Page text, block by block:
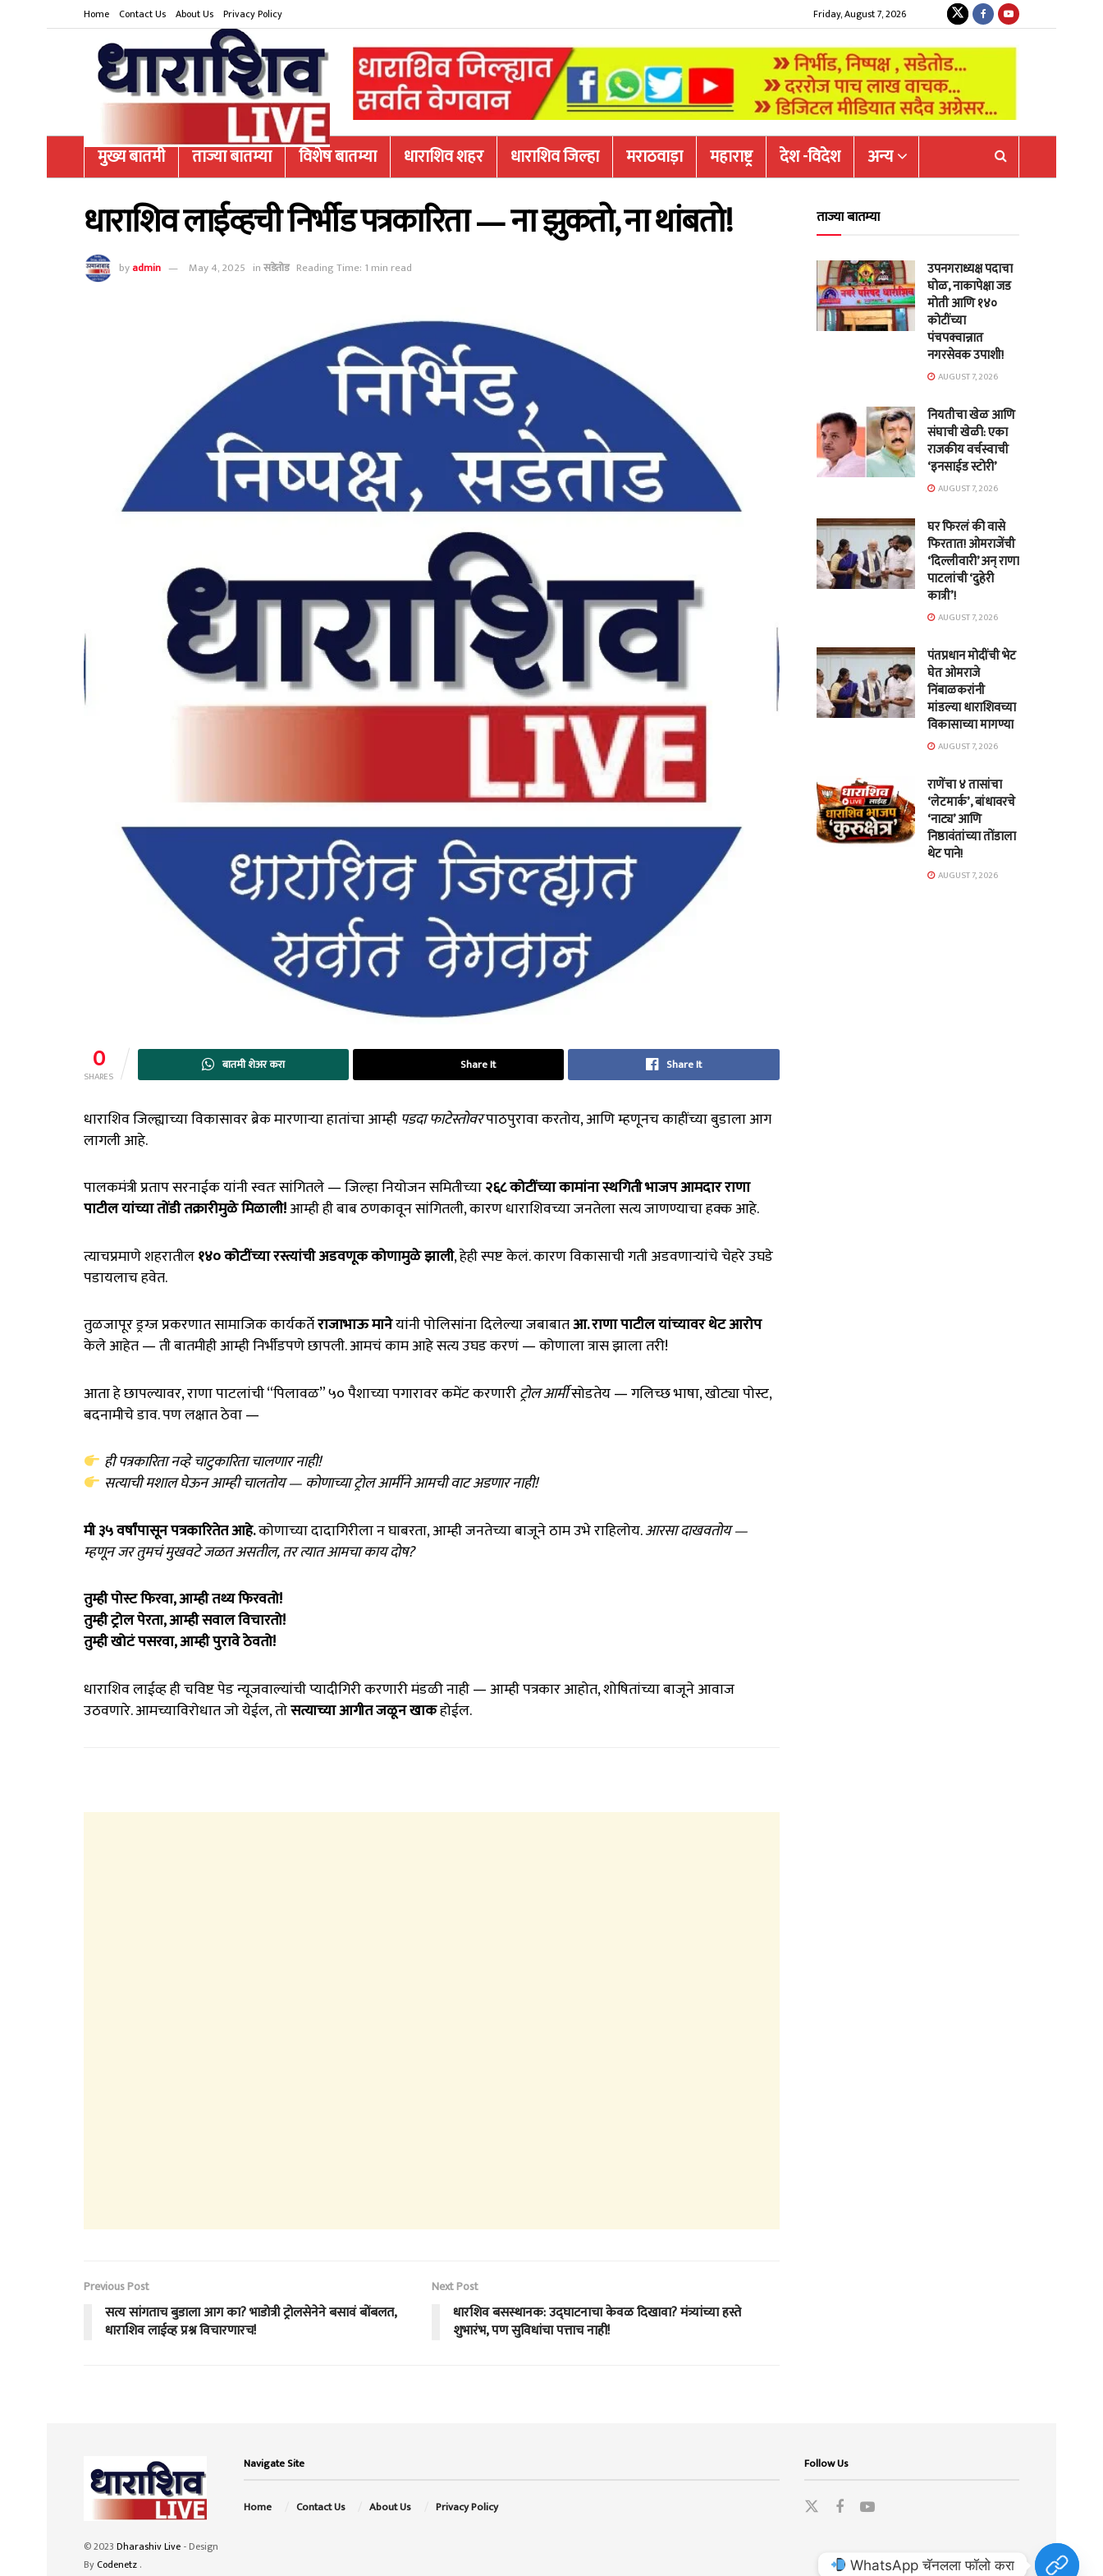
Home Contact Us About Us Privacy Policy Friday, August 7, 2026
मुख्य बातमी ताज्या बातम्या विशेष बातम्या धाराशिव शहर धाराशिव जिल्हा मराठवाड़ा महाराष्ट्र देश -विदेश अन्य
धाराशिव लाईव्हची निर्भीड पत्रकारिता — ना झुकतो, ना थांबतो!
byadmin May 4, 2025 inसडेतोड Reading Time: 1 min read
0
SHARES
बातमी शेअर करा Share It Share It
धाराशिव जिल्ह्याच्या विकासावर ब्रेक मारणाऱ्या हातांचा आम्ही पडदा फाटेस्तोवरपाठपुरावा करतोय, आणि म्हणूनच काहींच्या बुडाला आग
लागली आहे.
पालकमंत्री प्रताप सरनाईक यांनी स्वतः सांगितले — जिल्हा नियोजन समितीच्या२६८ कोटींच्या कामांना स्थगिती भाजप आमदार राणा
पाटील यांच्या तोंडी तक्रारीमुळे मिळाली!आम्ही ही बाब ठणकावून सांगितली, कारण धाराशिवच्या जनतेला सत्य जाणण्याचा हक्क आहे.
त्याचप्रमाणे शहरातील१४० कोटींच्या रस्त्यांची अडवणूक कोणामुळे झाली, हेही स्पष्ट केलं. कारण विकासाची गती अडवणाऱ्यांचे चेहरे उघडे
पडायलाच हवेत.
तुळजापूर ड्रग्ज प्रकरणात सामाजिक कार्यकर्तेराजाभाऊ मानेयांनी पोलिसांना दिलेल्या जबाबातआ. राणा पाटील यांच्यावर थेट आरोप
केले आहेत — ती बातमीही आम्ही निर्भीडपणे छापली. आमचं काम आहे सत्य उघड करणं — कोणाला त्रास झाला तरी!
आता हे छापल्यावर, राणा पाटलांची “पिलावळ” ५० पैशाच्या पगारावर कमेंट करणारीट्रोल आर्मीसोडतेय — गलिच्छ भाषा, खोट्या पोस्ट,
बदनामीचे डाव. पण लक्षात ठेवा —
ही पत्रकारिता नव्हे चाटुकारिता चालणार नाही!
सत्याची मशाल घेऊन आम्ही चालतोय — कोणाच्या ट्रोल आर्मीने आमची वाट अडणार नाही!
मी ३५ वर्षांपासून पत्रकारितेत आहे.कोणाच्या दादागिरीला न घाबरता, आम्ही जनतेच्या बाजूने ठाम उभे राहिलोय.आरसा दाखवतोय —
म्हणून जर तुमचं मुखवटे जळत असतील, तर त्यात आमचा काय दोष?
तुम्ही पोस्ट फिरवा, आम्ही तथ्य फिरवतो!
तुम्ही ट्रोल पेरता, आम्ही सवाल विचारतो!
तुम्ही खोटं पसरवा, आम्ही पुरावे ठेवतो!
धाराशिव लाईव्ह ही चविष्ट पेड न्यूजवाल्यांची प्यादीगिरी करणारी मंडळी नाही — आम्ही पत्रकार आहोत, शोषितांच्या बाजूने आवाज
उठवणारे. आमच्याविरोधात जो येईल, तोसत्याच्या आगीत जळून खाकहोईल.
Previous Post
सत्य सांगताच बुडाला आग का? भाडोत्री ट्रोलसेनेने बसावं बोंबलत,
धाराशिव लाईव्ह प्रश्न विचारणारच!
Next Post
धारशिव बसस्थानक: उद्घाटनाचा केवळ दिखावा? मंत्र्यांच्या हस्ते
शुभारंभ, पण सुविधांचा पत्ताच नाही!
ताज्या बातम्या
उपनगराध्यक्ष पदाचा
घोळ, नाकापेक्षा जड
मोती आणि १४०
कोटींच्या
पंचपक्वान्नात
नगरसेवक उपाशी!
AUGUST 7, 2026
नियतीचा खेळ आणि
संघाची खेळी: एका
राजकीय वर्चस्वाची
‘इनसाईड स्टोरी’
AUGUST 7, 2026
घर फिरलं की वासे
फिरतात! ओमराजेंची
‘दिल्लीवारी’ अन् राणा
पाटलांची ‘दुहेरी
कात्री’!
AUGUST 7, 2026
पंतप्रधान मोदींची भेट
घेत ओमराजे
निंबाळकरांनी
मांडल्या धाराशिवच्या
विकासाच्या मागण्या
AUGUST 7, 2026
राणेंचा ४ तासांचा
‘लेटमार्क’, बांधावरचे
‘नाट्य’ आणि
निष्ठावंतांच्या तोंडाला
थेट पाने!
AUGUST 7, 2026
© 2023 Dharashiv Live - Design
ByCodenetz .
Navigate Site
Home Contact Us About Us Privacy Policy
Follow Us
WhatsApp चॅनलला फॉलो करा